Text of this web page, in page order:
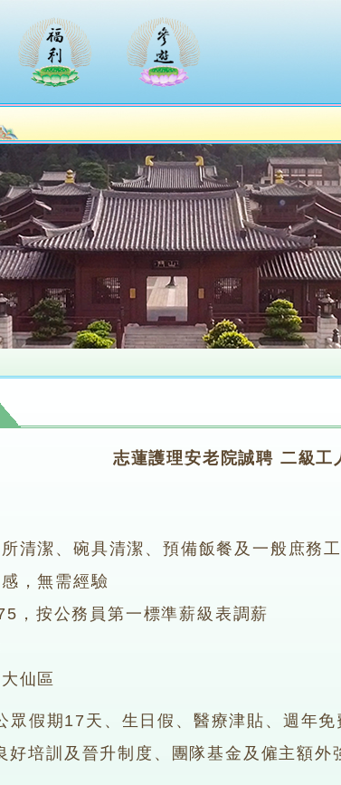
志蓮護理安老院誠聘 二級工
清潔、碗具清潔、預備飯餐及一般庶務
，無需經驗
，按公務員第一標準薪級表調薪
仙區
眾假期17天、生日假、醫療津貼、週年
好培訓及晉升制度、團隊基金及僱主額外